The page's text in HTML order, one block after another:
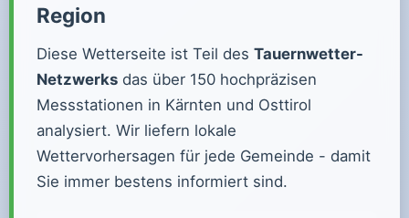
Region
Diese Wetterseite ist Teil des Tauernwetter-
Netzwerks das über 150 hochpräzisen
Messstationen in Kärnten und Osttirol
analysiert. Wir liefern lokale
Wettervorhersagen für jede Gemeinde - damit
Sie immer bestens informiert sind.